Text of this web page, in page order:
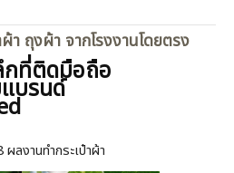
า ถุงผ้า จากโรงงานโดยตรง
กที่ติดมือถือ
บรนด์
ผลงานทำกระเป๋าผ้า